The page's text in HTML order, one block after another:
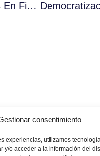
consentimiento
experiencias, utilizamos
y/o acceder a la información del
Tendencias En Finanzas Para 2021
Data
Retail
Únete